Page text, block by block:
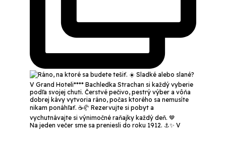
Na jeden večer sme sa preniesli do roku 1912. ⚓✨ V